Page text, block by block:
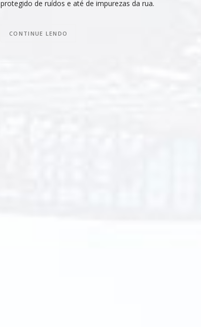
protegido de ruídos e até de impurezas da rua.
CONTINUE LENDO